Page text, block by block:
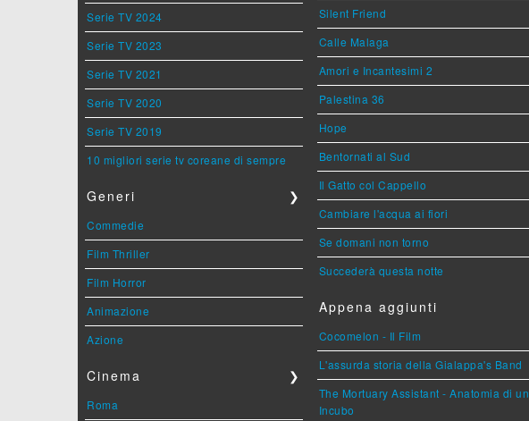
Serie TV 2024
Serie TV 2023
Serie TV 2021
Serie TV 2020
Serie TV 2019
10 migliori serie tv coreane di sempre
Generi ❯
Commedie
Film Thriller
Film Horror
Animazione
Azione
Cinema ❯
Roma
Silent Friend
Calle Malaga
Amori e Incantesimi 2
Palestina 36
Hope
Bentornati al Sud
Il Gatto col Cappello
Cambiare l'acqua ai fiori
Se domani non torno
Succederà questa notte
Appena aggiunti
Cocomelon - Il Film
L'assurda storia della Gialappa's Band
The Mortuary Assistant - Anatomia di un
Incubo